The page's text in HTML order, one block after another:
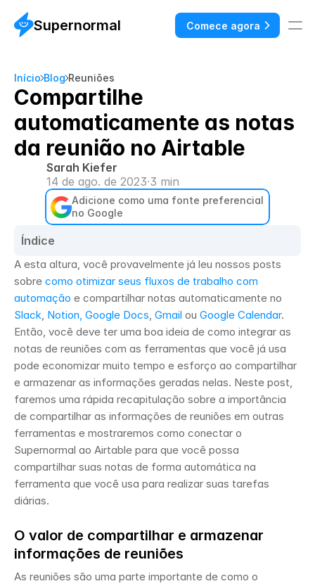
Supernormal Comece agora
Início Blog Reuniões
Compartilhe
automaticamente as notas
da reunião no Airtable
Sarah Kiefer
14 de ago. de 2023·3 min
Adicione como uma fonte preferencial
no Google
Índice
A esta altura, você provavelmente já leu nossos posts
sobre como otimizar seus fluxos de trabalho com
automação
Slack, Notion, Google Docs, Gmail ou Google Calendar.
Então, você deve ter uma boa ideia de como integrar as
notas de reuniões com as ferramentas que você já usa
pode economizar muito tempo e esforço ao compartilhar
e armazenar as informações geradas nelas. Neste post,
faremos uma rápida recapitulação sobre a importância
de compartilhar as informações de reuniões em outras
ferramentas e mostraremos como conectar o
Supernormal ao Airtable para que você possa
compartilhar suas notas de forma automática na
ferramenta que você usa para realizar suas tarefas
diárias.
O valor de compartilhar e armazenar
informações de reuniões
As reuniões são uma parte importante de como o